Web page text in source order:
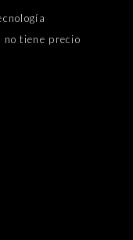
no tiene precio